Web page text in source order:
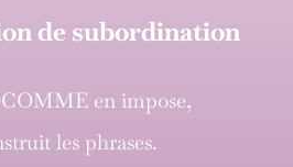
de subordination
en impose,
les phrases.